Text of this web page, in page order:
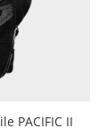
PACIFIC II